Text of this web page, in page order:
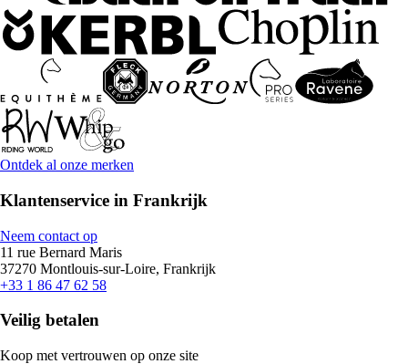
Ontdek al onze merken
Klantenservice in Frankrijk
Neem contact op
11 rue Bernard Maris
37270 Montlouis-sur-Loire, Frankrijk
+33 1 86 47 62 58
Veilig betalen
Koop met vertrouwen op onze site